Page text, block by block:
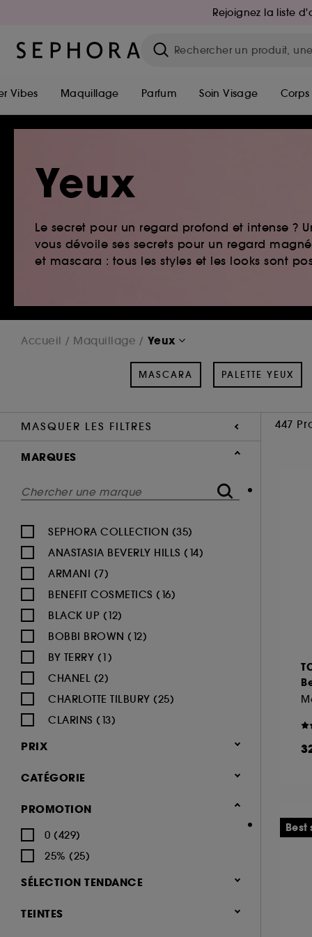
Rejoignez la liste
Vibes Maquillage Parfum Soin Visage Corps
Yeux
Le secret pour un regard profond et intense ?
vous dévoile ses secrets pour un regard
et mascara : tous les styles et les looks sont
Accueil Maquillage Yeux
MASCARA PALETTE YEUX
MASQUER LES FILTRES 447
MARQUES
SEPHORA COLLECTION (35)
ANASTASIA BEVERLY HILLS (14)
ARMANI (7)
BENEFIT COSMETICS (16)
BLACK UP (12)
BOBBI BROWN (12)
BY TERRY (1)
CHANEL (2)
CHARLOTTE TILBURY (25)
CLARINS (13)
DIOR BACKSTAGE (1)
ESTÉE LAUDER (4)
GRANDE COSMETICS (2)
GUCCI (2)
PRIX
CATÉGORIE
Maquillage
Eyeliner (69)
PROMOTION
0 (429)
25% (25)
SÉLECTION TENDANCE
Nouveauté (48)
TEINTES
Best